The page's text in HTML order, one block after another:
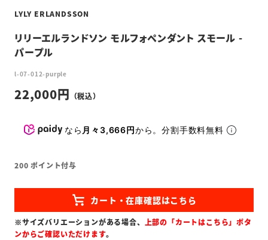
LYLY ERLANDSSON
リリーエルランドソン モルフォペンダント スモール -
パープル
l-07-012-purple
22,000
なら 月々3,666円から。分割手数料無料
200 ポイント付与
※サイズバリエーションがある場合、 上部の「カートはこちら」ボタ
ンからご確認いただけます。